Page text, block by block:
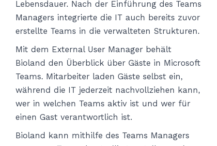
Lebensdauer. Nach der Einführung des Teams
Managers integrierte die IT auch bereits zuvor
erstellte Teams in die verwalteten Strukturen.
Mit dem External User Manager behält
Bioland den Überblick über Gäste in Microsoft
Teams. Mitarbeiter laden Gäste selbst ein,
während die IT jederzeit nachvollziehen kann,
wer in welchen Teams aktiv ist und wer für
einen Gast verantwortlich ist.
Bioland kann mithilfe des Teams Managers